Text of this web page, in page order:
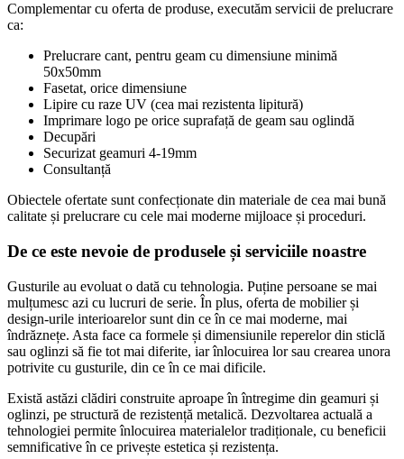
Complementar cu oferta de produse, executăm servicii de prelucrare
ca:
Prelucrare cant, pentru geam cu dimensiune minimă
50x50mm
Fasetat, orice dimensiune
Lipire cu raze UV (cea mai rezistenta lipitură)
Imprimare logo pe orice suprafață de geam sau oglindă
Decupări
Securizat geamuri 4-19mm
Consultanță
Obiectele ofertate sunt confecționate din materiale de cea mai bună
calitate și prelucrare cu cele mai moderne mijloace și proceduri.
De ce este nevoie de produsele și serviciile noastre
Gusturile au evoluat o dată cu tehnologia. Puține persoane se mai
mulțumesc azi cu lucruri de serie. În plus, oferta de mobilier și
design-urile interioarelor sunt din ce în ce mai moderne, mai
îndrăznețe. Asta face ca formele și dimensiunile reperelor din sticlă
sau oglinzi să fie tot mai diferite, iar înlocuirea lor sau crearea unora
potrivite cu gusturile, din ce în ce mai dificile.
Există astăzi clădiri construite aproape în întregime din geamuri și
oglinzi, pe structură de rezistență metalică. Dezvoltarea actuală a
tehnologiei permite înlocuirea materialelor tradiționale, cu beneficii
semnificative în ce privește estetica și rezistența.